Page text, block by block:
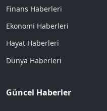
Finans Haberleri
Ekonomi Haberleri
Hayat Haberleri
Dünya Haberleri
Güncel Haberler